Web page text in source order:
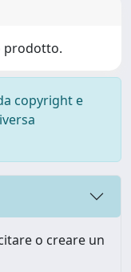
prodotto.
copyright e
o creare un